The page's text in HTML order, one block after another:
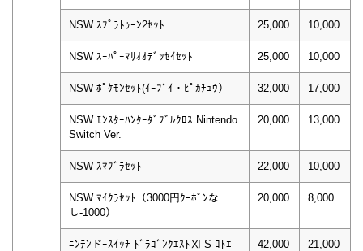
NSW ｽﾌﾟﾗﾄｩｰﾝ2ｾｯﾄ 25,000 10,000
NSW ｽｰﾊﾟｰﾏﾘｵｵﾃﾞｯｾｲｾｯﾄ 25,000 10,000
NSW ﾎﾟｹﾓﾝｾｯﾄ(ｲｰﾌﾞｲ・ﾋﾟｶﾁｭｳ） 32,000 17,000
NSW ﾓﾝｽﾀｰﾊﾝﾀｰﾀﾞﾌﾞﾙｸﾛｽ Nintendo
Switch Ver.
20,000 13,000
NSW ｽﾏﾌﾞﾗｾｯﾄ 22,000 10,000
NSW ﾏｲｸﾗｾｯﾄ（3000円ｸｰﾎﾟﾝな
し-1000）
20,000 8,000
ﾆﾝﾃﾝドｰｽｲｯﾁ ﾄﾞﾗｺﾞﾝｸｴｽﾄⅪ S ﾛﾄｴ
42,000 21,000